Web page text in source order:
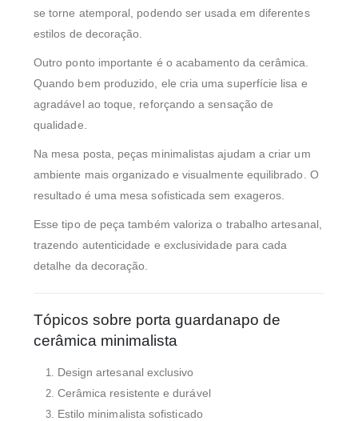
se torne atemporal, podendo ser usada em diferentes
estilos de decoração.
Outro ponto importante é o acabamento da cerâmica.
Quando bem produzido, ele cria uma superfície lisa e
agradável ao toque, reforçando a sensação de
qualidade.
Na mesa posta, peças minimalistas ajudam a criar um
ambiente mais organizado e visualmente equilibrado. O
resultado é uma mesa sofisticada sem exageros.
Esse tipo de peça também valoriza o trabalho artesanal,
trazendo autenticidade e exclusividade para cada
detalhe da decoração.
Tópicos sobre porta guardanapo de
cerâmica minimalista
Design artesanal exclusivo
Cerâmica resistente e durável
Estilo minimalista sofisticado